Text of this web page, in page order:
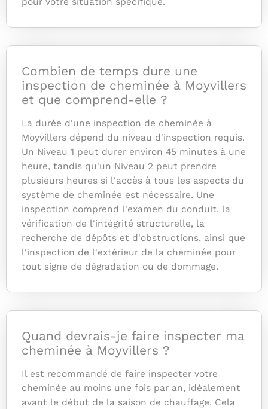
Combien de temps dure une
inspection de cheminée à Moyvillers
et que comprend-elle ?
La durée d'une inspection de cheminée à
Moyvillers dépend du niveau d'inspection requis.
Un Niveau 1 peut durer environ 45 minutes à une
heure, tandis qu'un Niveau 2 peut prendre
plusieurs heures si l'accès à tous les aspects du
système de cheminée est nécessaire. Une
inspection comprend l'examen du conduit, la
vérification de l'intégrité structurelle, la
recherche de dépôts et d'obstructions, ainsi que
l'inspection de l'extérieur de la cheminée pour
tout signe de dégradation ou de dommage.
Quand devrais-je faire inspecter ma
cheminée à Moyvillers ?
Il est recommandé de faire inspecter votre
cheminée au moins une fois par an, idéalement
avant le début de la saison de chauffage. Cela